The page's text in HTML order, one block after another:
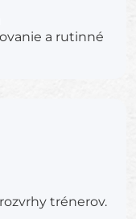
a rutinné
trénerov.